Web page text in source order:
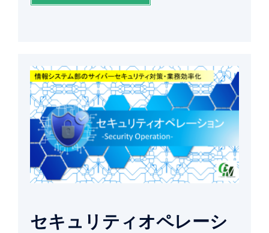
セキュリティオペレーシ